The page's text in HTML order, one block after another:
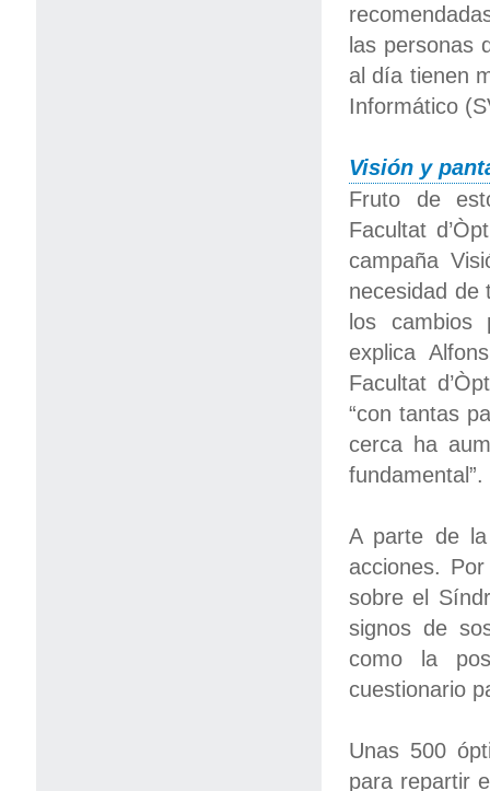
las personas
al día tienen
Informático
Visión y
Fruto de
Facultat
campaña
necesidad de
los cambios
explica
Facultat
“con tantas
cerca ha
fundamental”.
A parte de
acciones.
sobre el
signos de
como la
cuestionario
Unas 500
para repartir